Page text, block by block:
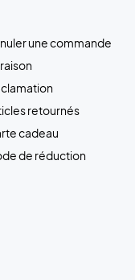
une commande
retournés
cadeau
de réduction